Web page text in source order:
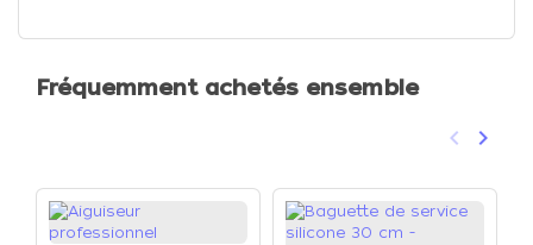
Fréquemment achetés ensemble
Précédent
keyboard_arrow_left keyboard_arrow_right